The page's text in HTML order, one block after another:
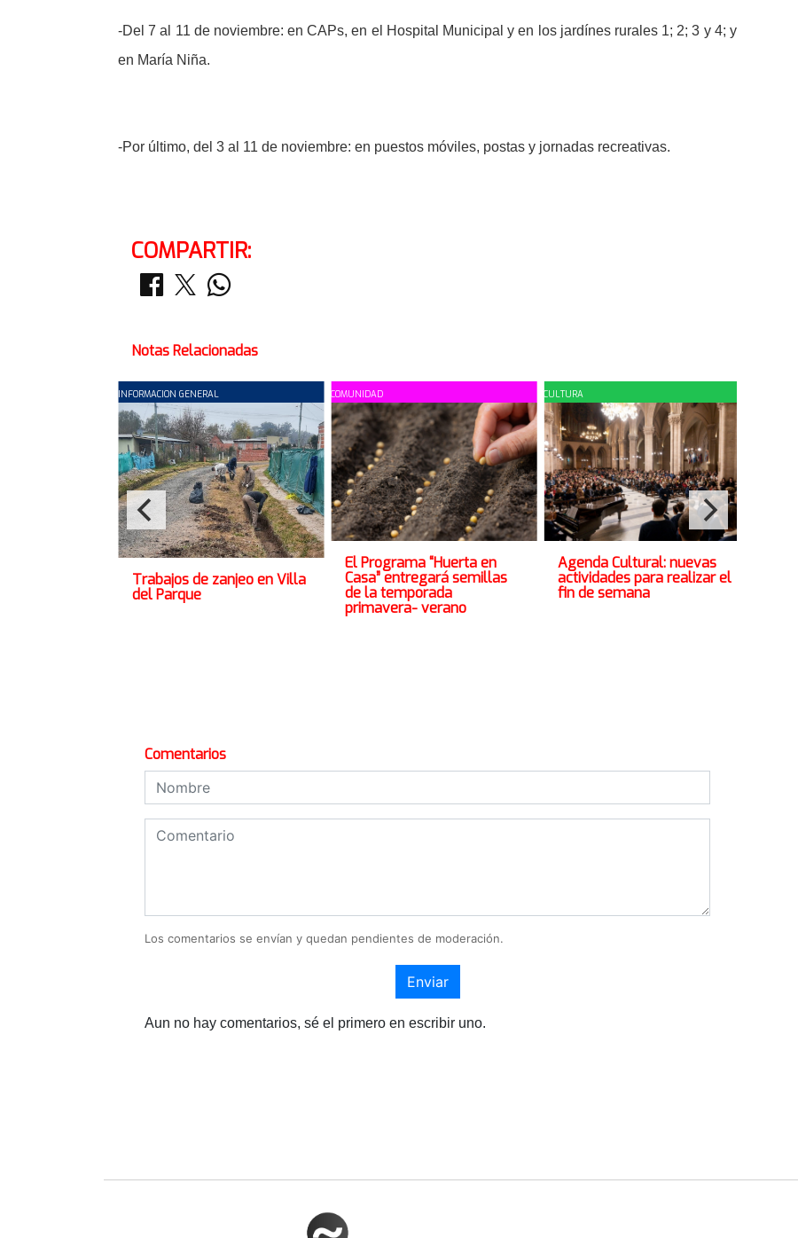
-Del 7 al 11 de noviembre: en CAPs, en el Hospital Municipal y en los jardínes rurales 1; 2; 3 y 4; y
en María Niña.
-Por último, del 3 al 11 de noviembre: en puestos móviles, postas y jornadas recreativas.
COMPARTIR:
Notas Relacionadas
INFORMACION GENERAL
Trabajos de zanjeo en Villa
del Parque
COMUNIDAD
El Programa “Huerta en
Casa” entregará semillas
de la temporada
primavera- verano
CULTURA
Agenda Cultural: nuevas
actividades para realizar el
fin de semana
Comentarios
Los comentarios se envían y quedan pendientes de moderación.
Enviar
Aun no hay comentarios, sé el primero en escribir uno.